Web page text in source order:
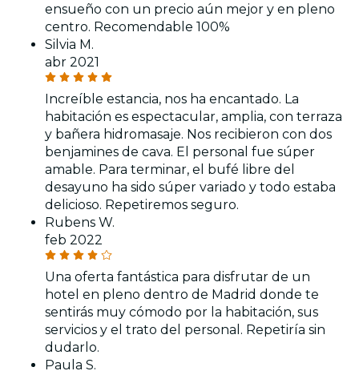
ensueño con un precio aún mejor y en pleno
centro. Recomendable 100%
Silvia M.
abr 2021
Increíble estancia, nos ha encantado. La
habitación es espectacular, amplia, con terraza
y bañera hidromasaje. Nos recibieron con dos
benjamines de cava. El personal fue súper
amable. Para terminar, el bufé libre del
desayuno ha sido súper variado y todo estaba
delicioso. Repetiremos seguro.
Rubens W.
feb 2022
Una oferta fantástica para disfrutar de un
hotel en pleno dentro de Madrid donde te
sentirás muy cómodo por la habitación, sus
servicios y el trato del personal. Repetiría sin
dudarlo.
Paula S.